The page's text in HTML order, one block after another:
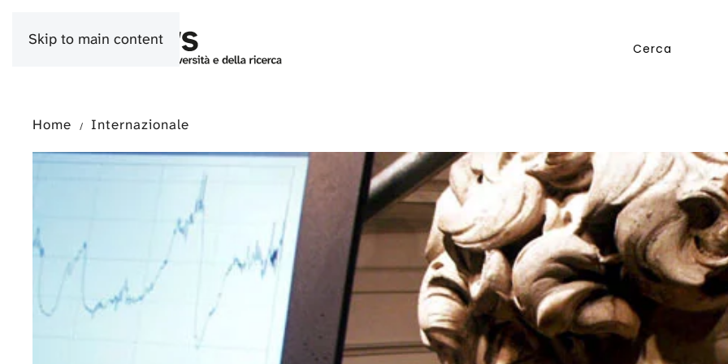
Skip to main content
Home Internazionale